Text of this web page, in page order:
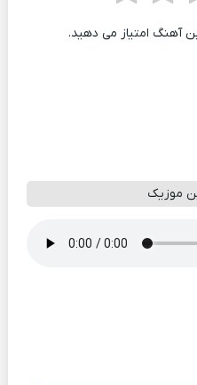
آهنگ امتیاز می دهید.
موزیک